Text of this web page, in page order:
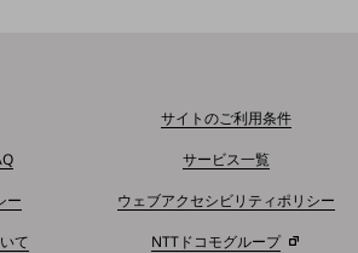
サイトのご利用条件
サービス一覧
ー
ウェブアクセシビリティポリシー
て
NTTドコモグループ